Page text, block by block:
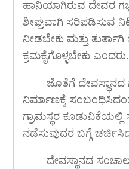
ಹಾನಿಯಾಗಿರುವ ದೇವರ
ಶೀಘ್ರವಾಗಿ ಸರಿಪಡಿಸುವ
ನೀಡಬೇಕು ಮತ್ತು
ಕ್ರಮಕೈಗೊಳ್ಳಬೇಕು ಎಂದರು.
ಜೊತೆಗೆ
ನಿರ್ಮಾಣಕ್ಕೆ
ಗ್ರಾಮಸ್ಥರ ಕೂಡುವಿಕೆಯಲ್ಲಿ
ನಡೆಸುವುದರ ಬಗ್ಗೆ
ದೇವಸ್ಥಾನದ